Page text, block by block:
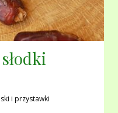
i przystawki